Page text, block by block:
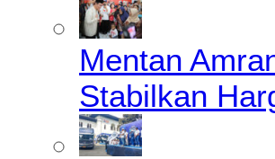
Mentan
Stabilkan